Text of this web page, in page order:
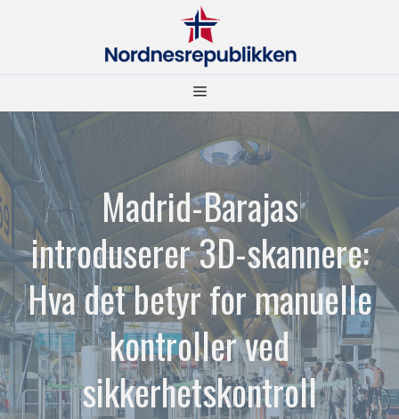
Meny
Madrid-Barajas
introduserer 3D-skannere:
Hva det betyr for manuelle
kontroller ved
sikkerhetskontroll